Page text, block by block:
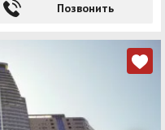
Позвонить